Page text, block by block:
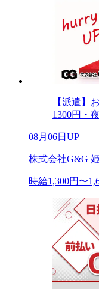
【派遣】
1300円・
08月06日UP
株式会社G&G
時給1,300円〜